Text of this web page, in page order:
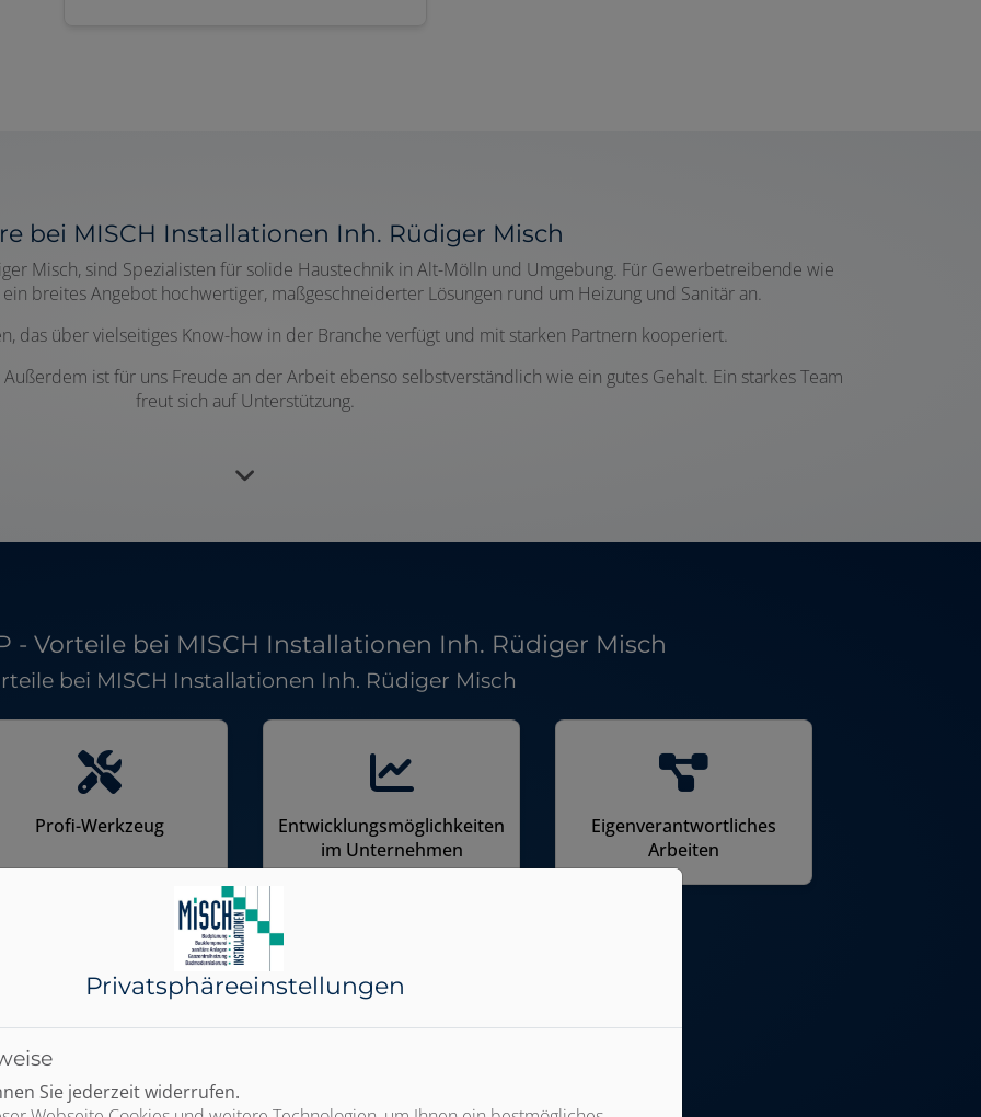
bei MISCH Installationen Inh. Rüdiger Misch
Misch, sind Spezialisten für solide Haustechnik in Alt-Mölln und Umgebung. Für Gewerbetreibende wie
breites Angebot hochwertiger, maßgeschneiderter Lösungen rund um Heizung und Sanitär an.
das über vielseitiges Know-how in der Branche verfügt und mit starken Partnern kooperiert.
ist für uns Freude an der Arbeit ebenso selbstverständlich wie ein gutes Gehalt. Ein starkes Team
freut sich auf Unterstützung.
- Vorteile bei MISCH Installationen Inh. Rüdiger Misch
bei MISCH Installationen Inh. Rüdiger Misch
Profi-Werkzeug
Entwicklungsmöglichkeiten
im Unternehmen
Eigenverantwortliches
Arbeiten
Interessante und
Privatsphäre­einstellungen
Sie jederzeit widerrufen.